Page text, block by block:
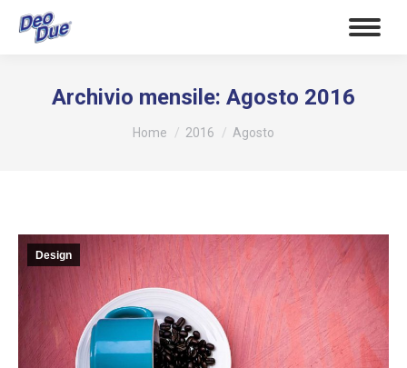
Archivio mensile: Agosto 2016
Tu sei qui:
Home 2016 Agosto
Design